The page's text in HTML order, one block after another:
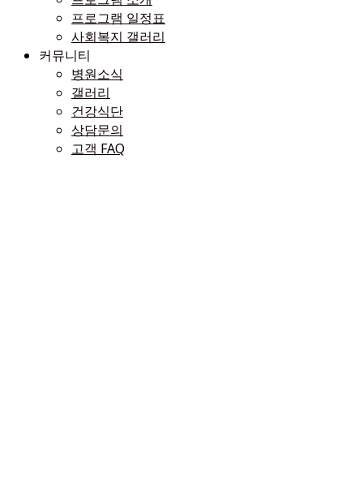
프로그램 일정표
사회복지 갤러리
커뮤니티
병원소식
갤러리
건강식단
상담문의
고객 FAQ